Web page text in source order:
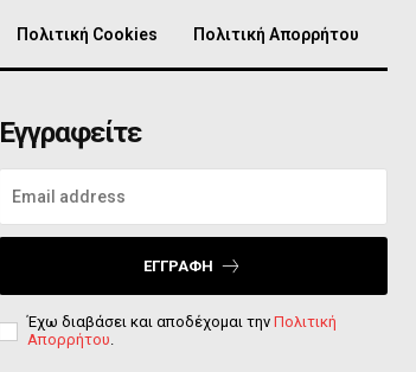
Πολιτική Cookies Πολιτική Απορρήτου
Εγγραφείτε
ΕΓΓΡΑΦΉ
Έχω διαβάσει και αποδέχομαι την Πολιτική
Απορρήτου.